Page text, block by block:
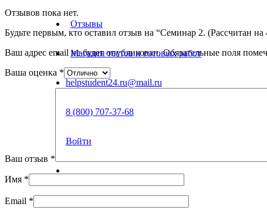
Отзывы
Магазин тестов и готовых работ
helpstudent24.ru@mail.ru
8 (800) 707-37-68
Войти
Отзывов пока нет.
Будьте первым, кто оставил отзыв на “Семинар 2. (Рассчитан
Ваш адрес email не будет опубликован. Обязательные поля
Ваша оценка *
Ваш отзыв *
Имя *
Email *